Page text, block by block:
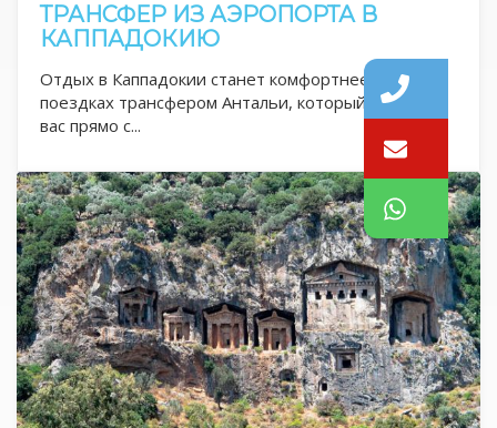
ТРАНСФЕР ИЗ АЭРОПОРТА В
КАППАДОКИЮ
Отдых в Каппадокии станет комфортнее в
поездках трансфером Антальи, который встретит
вас прямо с...